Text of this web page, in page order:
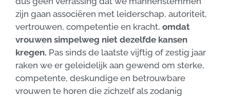
zijn gaan associëren met leiderschap, autoriteit,
vertrouwen, competentie en kracht, omdat
vrouwen simpelweg niet dezelfde kansen
kregen. Pas sinds de laatste vijftig of zestig jaar
raken we er geleidelijk aan gewend om sterke,
competente, deskundige en betrouwbare
vrouwen te horen die zichzelf als zodanig